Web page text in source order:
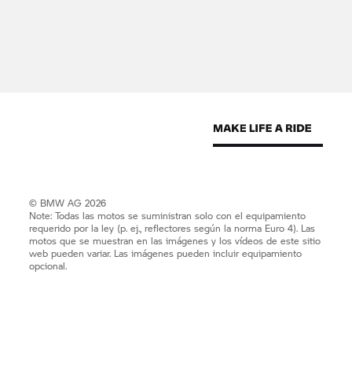
© BMW AG 2026
Note: Todas las motos se suministran solo con el equipamiento
requerido por la ley (p. ej., reflectores según la norma Euro 4). Las
motos que se muestran en las imágenes y los vídeos de este sitio
web pueden variar. Las imágenes pueden incluir equipamiento
opcional.